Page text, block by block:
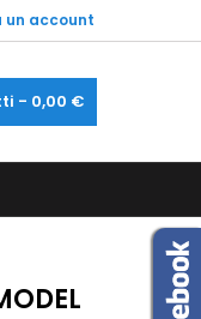
un account
- 0,00 €